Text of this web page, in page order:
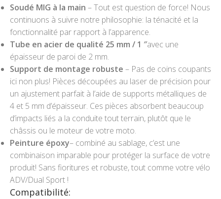
Soudé MIG à la main – Tout est question de force! Nous
continuons à suivre notre philosophie: la ténacité et la
fonctionnalité par rapport à l’apparence.
Tube en acier de qualité 25 mm / 1 ″avec une
épaisseur de paroi de 2 mm.
Support de montage robuste – Pas de coins coupants
ici non plus! Pièces découpées au laser de précision pour
un ajustement parfait à l’aide de supports métalliques de
4 et 5 mm d’épaisseur. Ces pièces absorbent beaucoup
d’impacts liés a la conduite tout terrain, plutôt que le
châssis ou le moteur de votre moto.
Peinture époxy– combiné au sablage, c’est une
combinaison imparable pour protéger la surface de votre
produit! Sans fioritures et robuste, tout comme votre vélo
ADV/Dual Sport !
Compatibilité: